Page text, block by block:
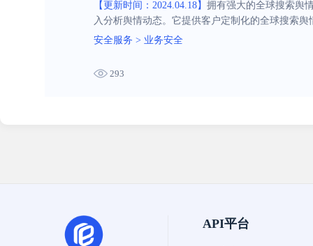
【更新时间：2024.04.18】 拥有强大的全球搜索舆
入分析舆情动态。它提供客户定制化的全球搜索
安全服务 > 业务安全
293
API平台